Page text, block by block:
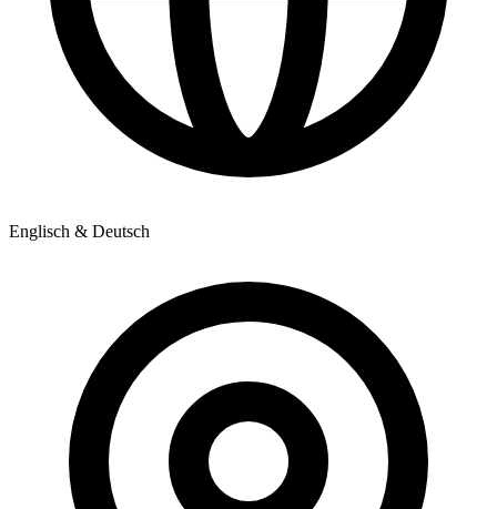
Englisch & Deutsch